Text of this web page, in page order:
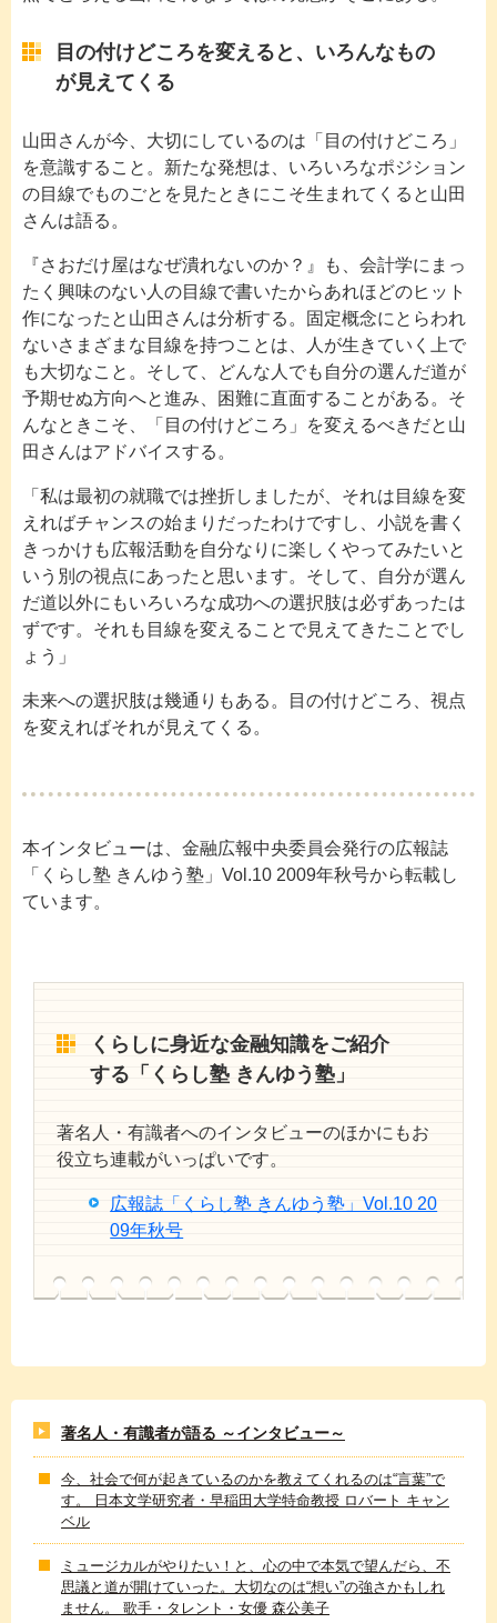
目の付けどころを変えると、いろんなもの
が見えてくる
山田さんが今、大切にしているのは「目の付けどころ」
を意識すること。新たな発想は、いろいろなポジション
の目線でものごとを見たときにこそ生まれてくると山田
さんは語る。
『さおだけ屋はなぜ潰れないのか？』も、会計学にまっ
たく興味のない人の目線で書いたからあれほどのヒット
作になったと山田さんは分析する。固定概念にとらわれ
ないさまざまな目線を持つことは、人が生きていく上で
も大切なこと。そして、どんな人でも自分の選んだ道が
予期せぬ方向へと進み、困難に直面することがある。そ
んなときこそ、「目の付けどころ」を変えるべきだと山
田さんはアドバイスする。
「私は最初の就職では挫折しましたが、それは目線を変
えればチャンスの始まりだったわけですし、小説を書く
きっかけも広報活動を自分なりに楽しくやってみたいと
いう別の視点にあったと思います。そして、自分が選ん
だ道以外にもいろいろな成功への選択肢は必ずあったは
ずです。それも目線を変えることで見えてきたことでし
ょう」
未来への選択肢は幾通りもある。目の付けどころ、視点
を変えればそれが見えてくる。
本インタビューは、金融広報中央委員会発行の広報誌
「くらし塾 きんゆう塾」Vol.10 2009年秋号から転載し
ています。
くらしに身近な金融知識をご紹介
する「くらし塾 きんゆう塾」
著名人・有識者へのインタビューのほかにもお
役立ち連載がいっぱいです。
広報誌「くらし塾 きんゆう塾」Vol.10 20
09年秋号
著名人・有識者が語る ～インタビュー～
今、社会で何が起きているのかを教えてくれるのは“言葉”で
す。 日本文学研究者・早稲田大学特命教授 ロバート キャン
ベル
ミュージカルがやりたい！と、心の中で本気で望んだら、不
思議と道が開けていった。大切なのは“想い”の強さかもしれ
ません。 歌手・タレント・女優 森公美子